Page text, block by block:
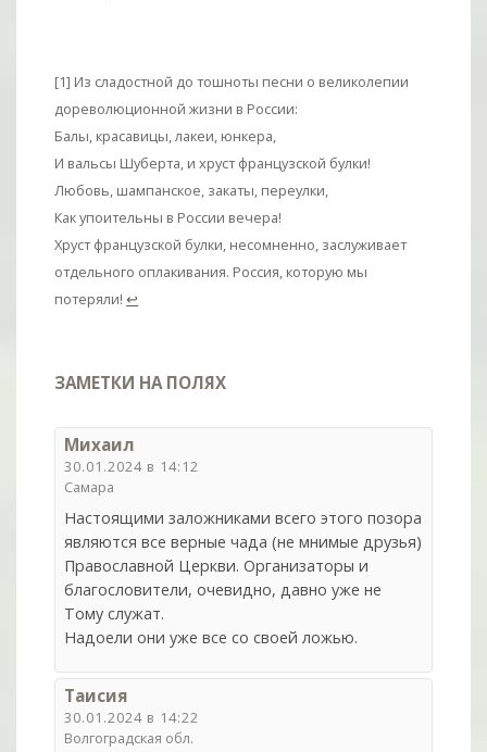
[1] Из сладостной до тошноты песни о великолепии
дореволюционной жизни в России:
Балы, красавицы, лакеи, юнкера,
И вальсы Шуберта, и хруст французской булки!
Любовь, шампанское, закаты, переулки,
Как упоительны в России вечера!
Хруст французской булки, несомненно, заслуживает
отдельного оплакивания. Россия, которую мы
потеряли!↩
ЗАМЕТКИ НА ПОЛЯХ
Михаил
30.01.2024 в 14:12
Самара
Настоящими заложниками всего этого позора
являются все верные чада (не мнимые друзья)
Православной Церкви. Организаторы и
благословители, очевидно, давно уже не
Тому служат.
Надоели они уже все со своей ложью.
Таисия
30.01.2024 в 14:22
Волгоградская обл.